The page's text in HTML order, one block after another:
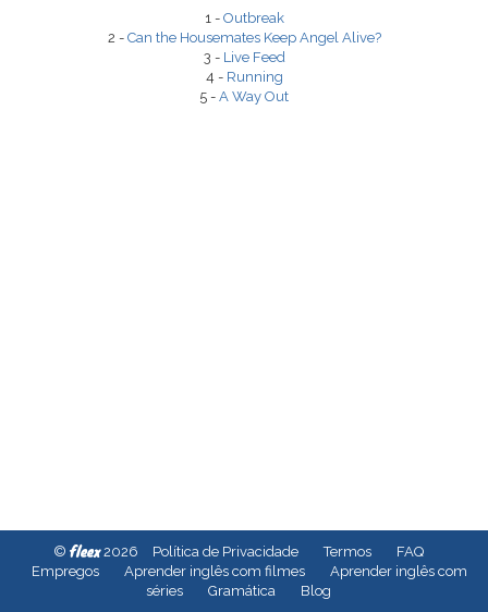
1 - Outbreak
2 - Can the Housemates Keep Angel Alive?
3 - Live Feed
4 - Running
5 - A Way Out
© fleex2026 Política de Privacidade Termos
FAQ
Empregos
Aprender inglês com filmes
Aprender inglês com
séries
Gramática Blog